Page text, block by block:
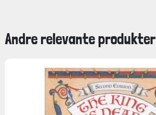
Andre relevante produkter